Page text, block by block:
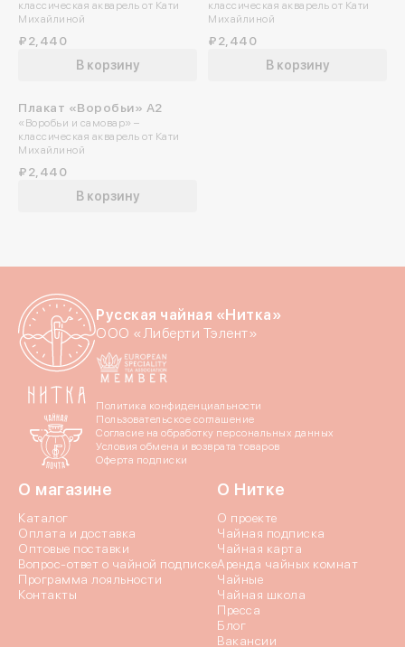
классическая акварель от Кати
Михайлиной
₽2,440
В корзину
классическая акварель от Кати
Михайлиной
₽2,440
В корзину
Плакат «Воробьи» А2
«Воробьи и самовар» –
классическая акварель от Кати
Михайлиной
₽2,440
В корзину
Русская чайная «Нитка»
ООО «Либерти Тэлент»
Политика конфиденциальности
Пользовательское соглашение
Согласие на обработку персональных данных
Условия обмена и возврата товаров
Оферта подписки
О магазине
Каталог
Оплата и доставка
Оптовые поставки
Вопрос-ответ о чайной подписке
Программа лояльности
Контакты
О Нитке
О проекте
Чайная подписка
Чайная карта
Аренда чайных комнат
Чайные
Чайная школа
Пресса
Блог
Вакансии
Войдите в
Даю согласие c